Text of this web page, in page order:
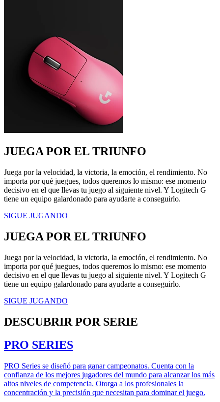
JUEGA POR EL TRIUNFO
Juega por la velocidad, la victoria, la emoción, el rendimiento. No
importa por qué juegues, todos queremos lo mismo: ese momento
decisivo en el que llevas tu juego al siguiente nivel. Y Logitech G
tiene un equipo galardonado para ayudarte a conseguirlo.
SIGUE JUGANDO
JUEGA POR EL TRIUNFO
Juega por la velocidad, la victoria, la emoción, el rendimiento. No
importa por qué juegues, todos queremos lo mismo: ese momento
decisivo en el que llevas tu juego al siguiente nivel. Y Logitech G
tiene un equipo galardonado para ayudarte a conseguirlo.
SIGUE JUGANDO
DESCUBRIR POR SERIE
PRO SERIES
PRO Series se diseñó para ganar campeonatos. Cuenta con la
confianza de los mejores jugadores del mundo para alcanzar los más
altos niveles de competencia. Otorga a los profesionales la
concentración y la precisión que necesitan para dominar el juego.